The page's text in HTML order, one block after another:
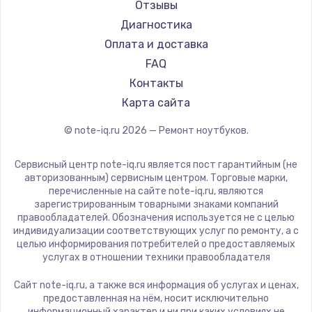
Ремонт ноутбуков Teclast
Ремонт ноутбуков CHUWI
Ремонт ноутбуков Colorful
Maibenben
Getac
Epson
Philips
LG
ZTE
Hiper
Evga
Google
Echips
Predator
Отзывы
Диагностика
Оплата и доставка
FAQ
Контакты
Карта сайта
© note-iq.ru 2026 — Ремонт ноутбуков.
Сервисный центр note-iq.ru является пост гарантийным (не
авторизованным) сервисным центром. Торговые марки,
перечисленные на сайте note-iq.ru, являются
зарегистрированным товарными знаками компаний
правообладателей. Обозначения используется не с целью
индивидуализации соответствующих услуг по ремонту, а с
целью информирования потребителей о предоставляемых
услугах в отношении техники правообладателя
Сайт note-iq.ru, а также вся информация об услугах и ценах,
предоставленная на нём, носит исключительно